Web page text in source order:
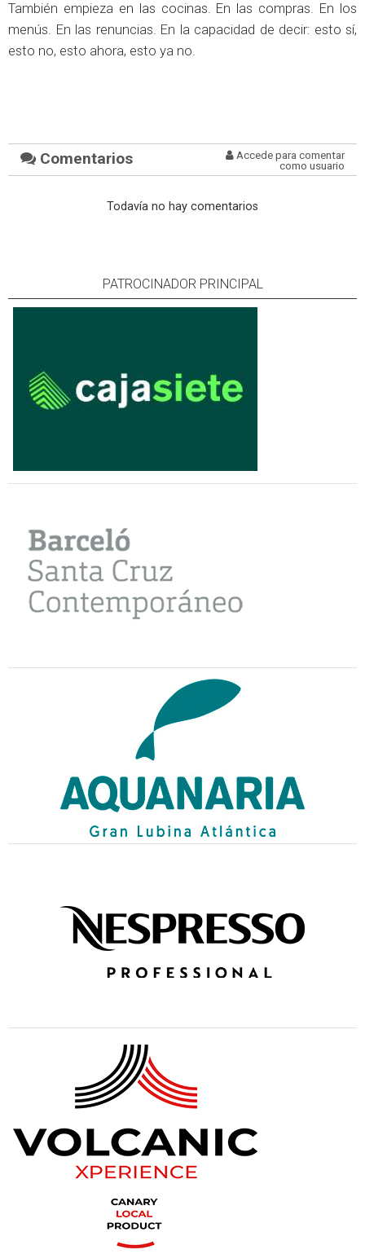
También empieza en las cocinas. En las compras. En los
menús. En las renuncias. En la capacidad de decir: esto sí,
esto no, esto ahora, esto ya no.
Comentarios
Accede para comentar
como usuario
Todavía no hay comentarios
PATROCINADOR PRINCIPAL